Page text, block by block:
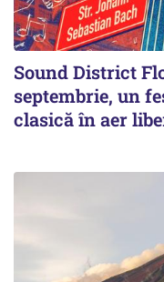
Sound District
septembrie, un
clasică în aer